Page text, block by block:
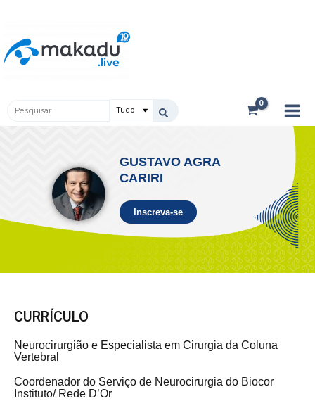
conteúdo
Pesquisar
GUSTAVO AGRA
CARIRI
Inscreva-se
CURRÍCULO
Neurocirurgião e Especialista em Cirurgia da Coluna
Vertebral
Coordenador do Serviço de Neurocirurgia do Biocor
Instituto/ Rede D’Or